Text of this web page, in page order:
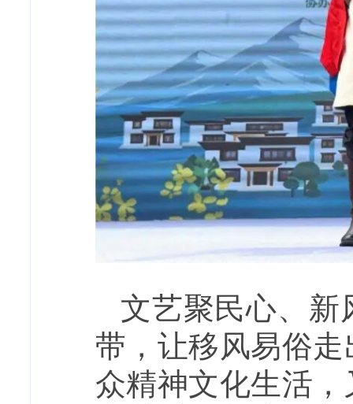
文艺聚民心、新
带，让移风易俗
众精神文化生活